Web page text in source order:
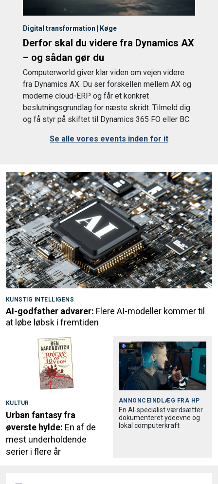
Digital transformation | Køge
Derfor skal du videre fra Dynamics AX
– og sådan gør du
Computerworld giver klar viden om vejen videre
fra Dynamics AX. Du ser forskellen mellem AX og
moderne cloud-ERP og får et konkret
beslutningsgrundlag for næste skridt. Tilmeld dig
og få styr på skiftet til Dynamics 365 FO eller BC.
Se alle vores events inden for it
KUNSTIG INTELLIGENS
AI-godfather advarer: Flere AI-modeller kommer til
at løbe løbsk i fremtiden
KULTUR
Urban fantasy fra
øverste hylde: En af de
mest underholdende
serier i flere år
ANNONCEINDLÆG FRA HP
En AI-specialist værdsætter
dokumenteret ydeevne og
lokal computerkraft